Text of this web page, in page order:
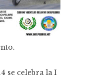
se celebra la I